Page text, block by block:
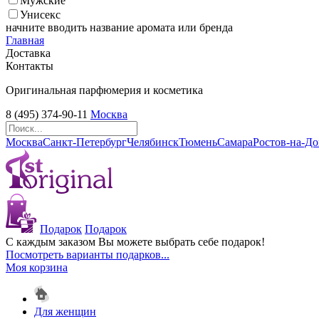
Унисекс
начните вводить название аромата или бренда
Главная
Доставка
Контакты
Оригинальная парфюмерия и косметика
8 (495) 374-90-11 Москва
МоскваСанкт-ПетербургЧелябинскТюменьСамараРостов-на-
Подарок Подарок
С каждым заказом Вы можете выбрать себе подарок!
Посмотреть варианты подарков...
Моя корзина
Для женщин